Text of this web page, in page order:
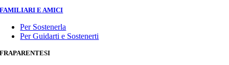
FAMILIARI E AMICI
Per Sostenerla
Per Guidarti e Sostenerti
FRAPARENTESI